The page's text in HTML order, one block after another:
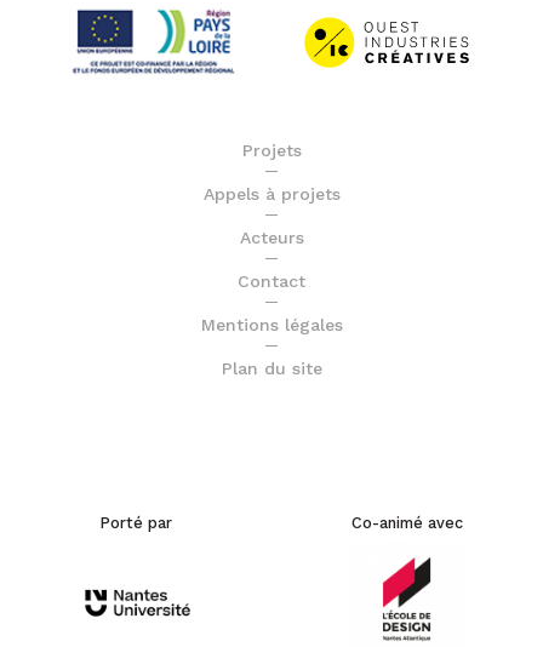
Projets
Appels à projets
Acteurs
Contact
Mentions légales
Plan du site
Porté par Co-animé avec